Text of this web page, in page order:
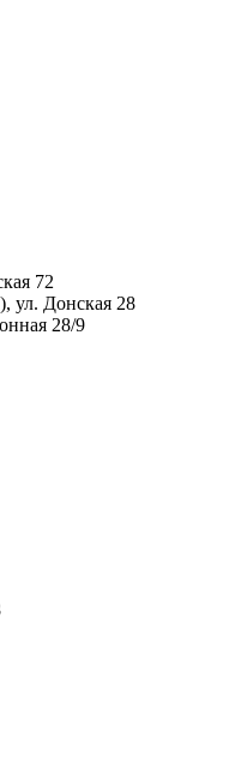
72
ул. Донская 28
28/9